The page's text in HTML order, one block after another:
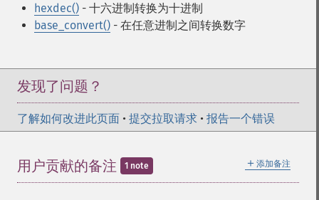
hexdec() - 十六进制转换为十进制
base_convert() - 在任意进制之间转换数字
发现了问题？
了解如何改进此页面 • 提交拉取请求 • 报告一个错误
＋ 添加备注
用户贡献的备注 1 note